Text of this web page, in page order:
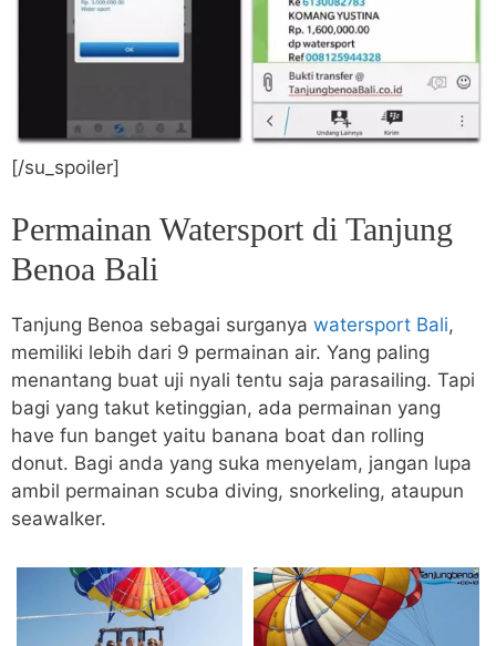
[/su_spoiler]
Permainan Watersport di Tanjung
Benoa Bali
Tanjung Benoa sebagai surganya watersport Bali,
memiliki lebih dari 9 permainan air. Yang paling
menantang buat uji nyali tentu saja parasailing. Tapi
bagi yang takut ketinggian, ada permainan yang
have fun banget yaitu banana boat dan rolling
donut. Bagi anda yang suka menyelam, jangan lupa
ambil permainan scuba diving, snorkeling, ataupun
seawalker.